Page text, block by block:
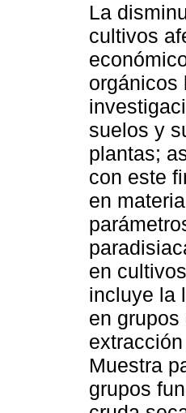
La
cultivos
orgánicos
suelos y
plantas;
con este
en
en
incluye la
en
Muestra
grupos